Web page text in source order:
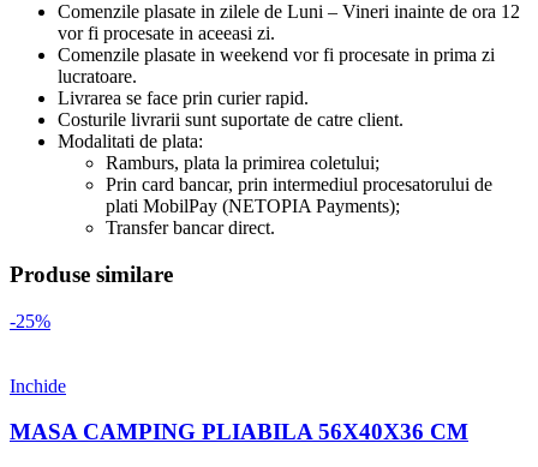
Comenzile plasate in zilele de Luni – Vineri inainte de ora 12
vor fi procesate in aceeasi zi.
Comenzile plasate in weekend vor fi procesate in prima zi
lucratoare.
Livrarea se face prin curier rapid.
Costurile livrarii sunt suportate de catre client.
Modalitati de plata:
Ramburs, plata la primirea coletului;
Prin card bancar, prin intermediul procesatorului de
plati MobilPay (NETOPIA Payments);
Transfer bancar direct.
Produse similare
-25%
Inchide
MASA CAMPING PLIABILA 56X40X36 CM